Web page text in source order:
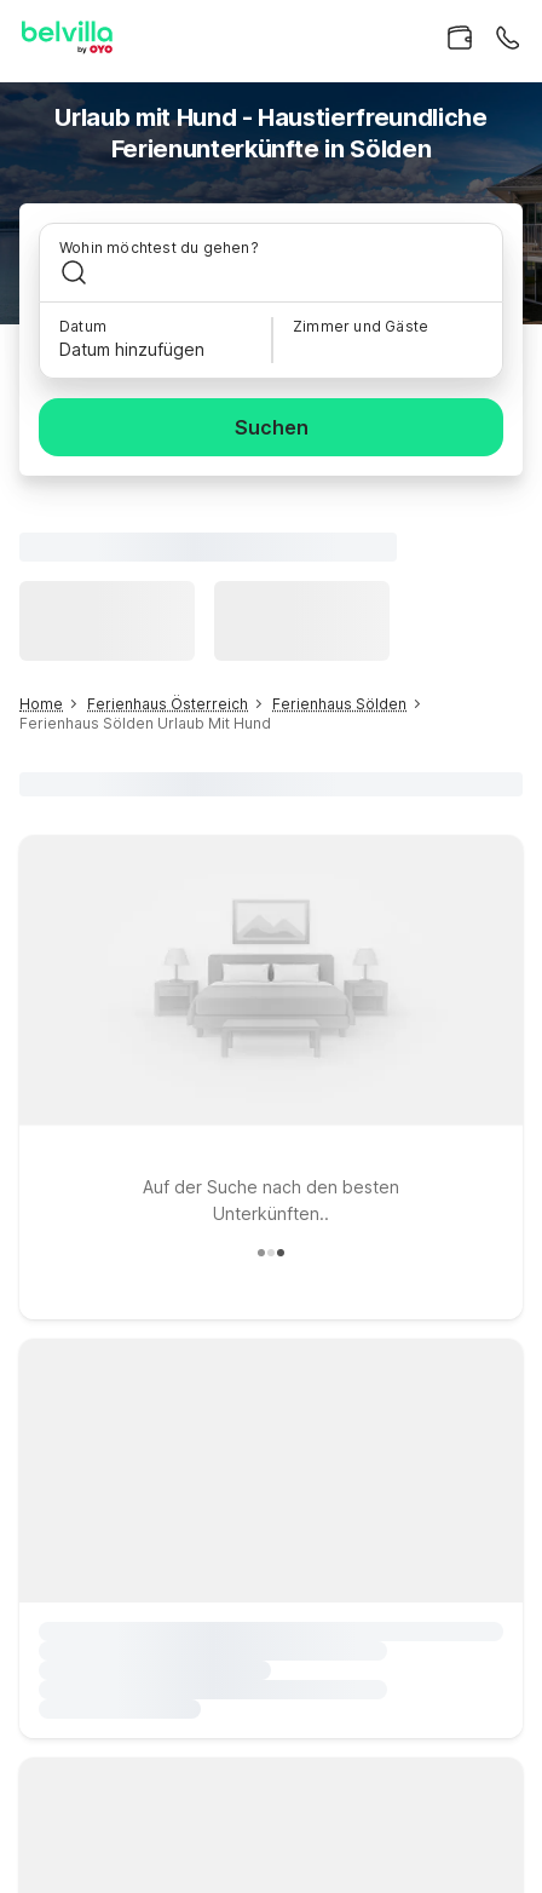
Urlaub mit Hund - Haustierfreundliche
Ferienunterkünfte in Sölden
Wohin möchtest du gehen?
Datum
Datum hinzufügen
Zimmer und Gäste
Suchen
Home Ferienhaus Österreich
Ferienhaus Sölden
Ferienhaus Sölden Urlaub Mit Hund
Auf der Suche nach den besten
Unterkünften..